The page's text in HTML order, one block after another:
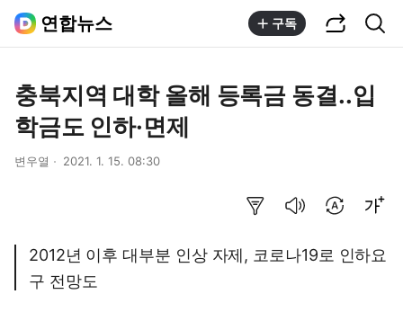
연합뉴스 구독
충북지역 대학 올해 등록금 동결..입
학금도 인하·면제
변우열 2021. 1. 15. 08:30
2012년 이후 대부분 인상 자제, 코로나19로 인하요
구 전망도